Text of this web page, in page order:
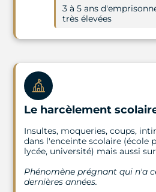
3 à 5 ans
très élevées
Le harcèlement
Insultes, moqueries, coups,
dans l'enceinte scolaire (école
lycée, université) mais aussi
Phénomène prégnant qui n'a
dernières années.